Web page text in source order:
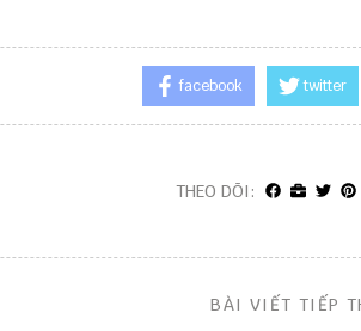
facebook twitter
THEO DÕI:
BÀI VIẾT TIẾP